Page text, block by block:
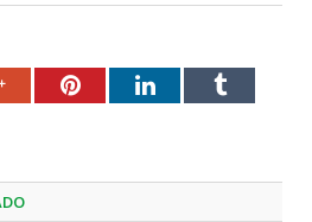
Google+PinterestLinkedInTumblr